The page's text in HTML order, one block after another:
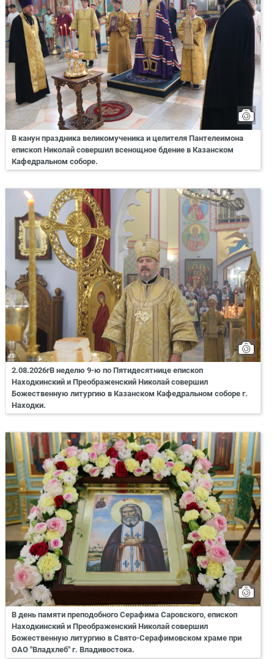
В канун праздника великомученика и целителя Пантелеимона
епископ Николай совершил всенощное бдение в Казанском
Кафедральном соборе.
2.08.2026гВ неделю 9-ю по Пятидесятнице епископ
Находкинский и Преображенский Николай совершил
Божественную литургию в Казанском Кафедральном соборе г.
Находки.
В день памяти преподобного Серафима Саровского, епископ
Находкинский и Преображенский Николай совершил
Божественную литургию в Свято-Серафимовском храме при
ОАО "Владхлеб" г. Владивостока.